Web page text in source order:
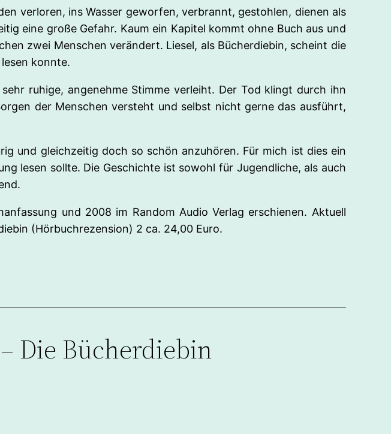
verloren, ins Wasser geworfen, verbrannt, gestohlen, dienen als
eine große Gefahr. Kaum ein Kapitel kommt ohne Buch aus und
zwei Menschen verändert. Liesel, als Bücherdiebin, scheint die
konnte.
ruhige, angenehme Stimme verleiht. Der Tod klingt durch ihn
der Menschen versteht und selbst nicht gerne das ausführt,
und gleichzeitig doch so schön anzuhören. Für mich ist dies ein
lesen sollte. Die Geschichte ist sowohl für Jugendliche, als auch
und 2008 im Random Audio Verlag erschienen. Aktuell
ca. 24,00 Euro.
Die Bücherdiebin